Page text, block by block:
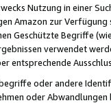
Nutzung in einer
Amazon zur
Geschützte Begriffe
verwendet
entsprechende
oder andere
oder